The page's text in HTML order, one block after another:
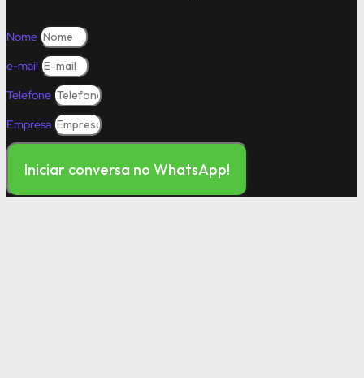
Nome
e-mail
Telefone
Empresa
Iniciar conversa no WhatsApp!